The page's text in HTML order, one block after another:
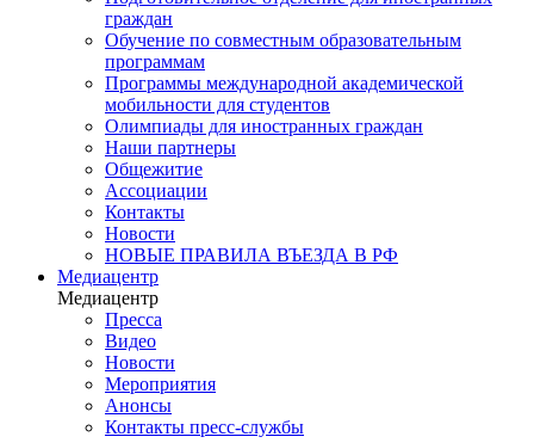
граждан
Обучение по совместным образовательным
программам
Программы международной академической
мобильности для студентов
Олимпиады для иностранных граждан
Наши партнеры
Общежитие
Ассоциации
Контакты
Новости
НОВЫЕ ПРАВИЛА ВЪЕЗДА В РФ
Медиацентр
Медиацентр
Пресса
Видео
Новости
Мероприятия
Анонсы
Контакты пресс-службы